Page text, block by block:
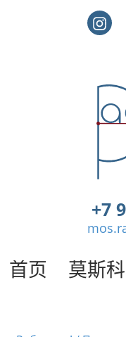
莫
斯
科
游
。
莫
斯
导
游
+7
首页 莫斯